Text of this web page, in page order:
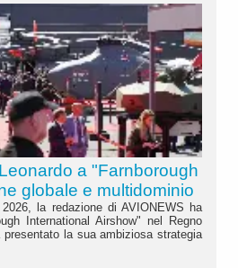
a "Farnborough
globale e multidominio
la redazione di AVIONEWS ha
International Airshow" nel Regno
presentato la sua ambiziosa strategia